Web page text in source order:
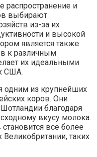
распространение и
выбирают
из-за их
и высокой
является также
к различным
их идеальными
США.
одним из крупнейших
коров. Они
благодаря
вкусу молока.
все более
таких